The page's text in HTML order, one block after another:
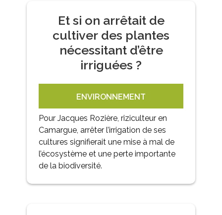
Et si on arrêtait de
cultiver des plantes
nécessitant d’être
irriguées ?
ENVIRONNEMENT
Pour Jacques Rozière, riziculteur en
Camargue, arrêter l’irrigation de ses
cultures signifierait une mise à mal de
l’écosystème et une perte importante
de la biodiversité.